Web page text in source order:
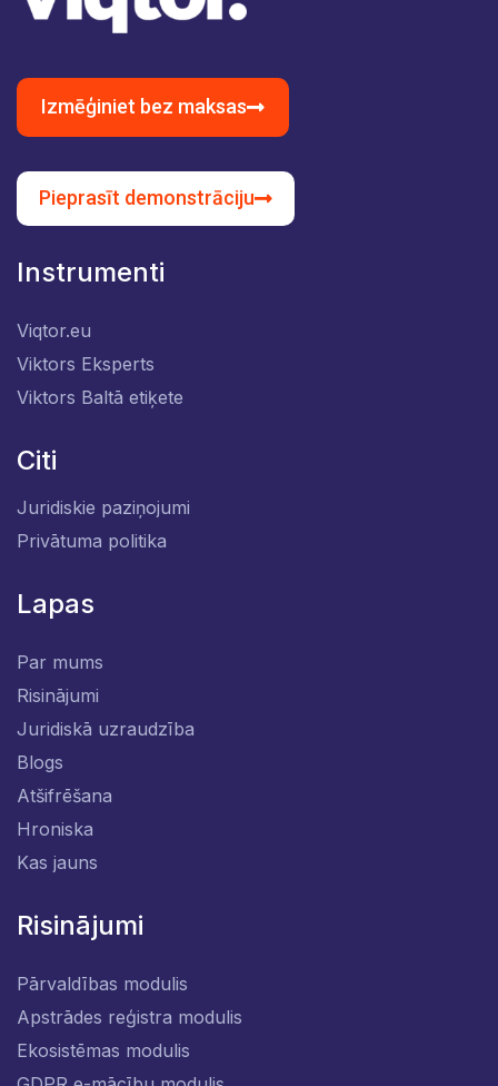
Izmēģiniet bez maksas
Pieprasīt demonstrāciju
Instrumenti
Viqtor.eu
Viktors Eksperts
Viktors Baltā etiķete
Citi
Juridiskie paziņojumi
Privātuma politika
Lapas
Par mums
Risinājumi
Juridiskā uzraudzība
Blogs
Atšifrēšana
Hroniska
Kas jauns
Risinājumi
Pārvaldības modulis
Apstrādes reģistra modulis
Ekosistēmas modulis